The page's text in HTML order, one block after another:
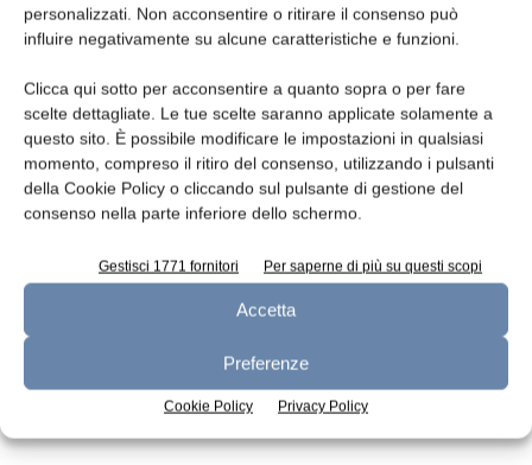
personalizzati. Non acconsentire o ritirare il consenso può
influire negativamente su alcune caratteristiche e funzioni.
Clicca qui sotto per acconsentire a quanto sopra o per fare
scelte dettagliate. Le tue scelte saranno applicate solamente a
questo sito. È possibile modificare le impostazioni in qualsiasi
momento, compreso il ritiro del consenso, utilizzando i pulsanti
della Cookie Policy o cliccando sul pulsante di gestione del
consenso nella parte inferiore dello schermo.
Gestisci 1771 fornitori Per saperne di più su questi scopi
Accetta
Preferenze
Cookie Policy Privacy Policy
n.6 - Giugno 2026 n.5 - Maggio 2026
Edicola Web